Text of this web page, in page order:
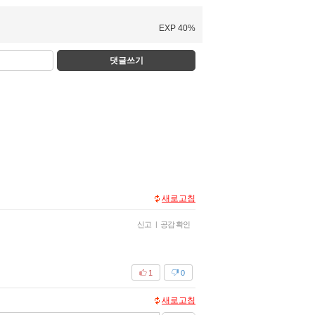
EXP 40%
댓글쓰기
새로고침
신고 | 공감 확인
0
1
새로고침